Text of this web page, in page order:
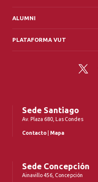
ALUMNI
PLATAFORMA VUT
Twitter
Sede Santiago
Av. Plaza 680, Las Condes
Contacto Mapa
Sede Concepción
Ainavillo 456, Concepción